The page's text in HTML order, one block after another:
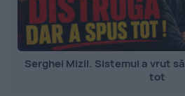
Serghei Mizil. Sistemul a vrut
tot